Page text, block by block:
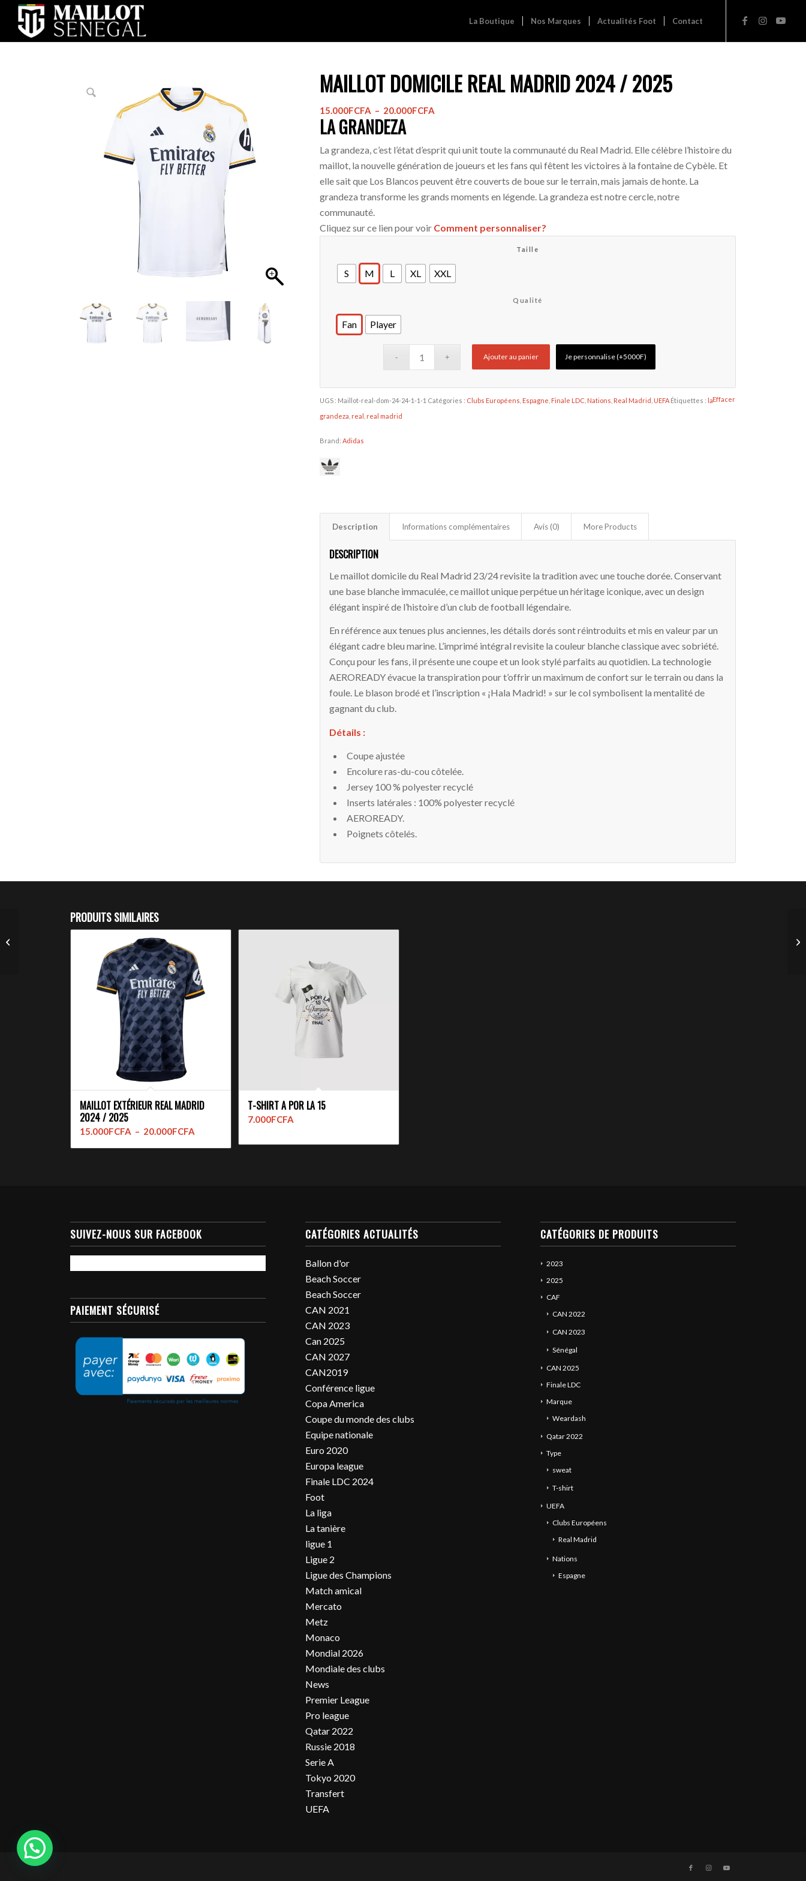
La Boutique Nos Marques Actualités Foot Contact
MAILLOT DOMICILE REAL MADRID 2024 / 2025
15.000FCFA – 20.000FCFA
15.000FCFA
à
20.000FCFA
LA GRANDEZA
La grandeza, c’est l’état d’esprit qui unit toute la communauté du Real Madrid. Elle célèbre l’histoire du
maillot, la nouvelle génération de joueurs et les fans qui fêtent les victoires à la fontaine de Cybèle. Et
elle sait que Los Blancos peuvent être couverts de boue sur le terrain, mais jamais de honte. La
grandeza transforme les grands moments en légende. La grandeza est notre cercle, notre
communauté.
Cliquez sur ce lien pour voir Comment personnaliser?
Taille
S M L XL XXL
Qualité
Fan Player
Effacer
Ajouter au panier Je personnalise (+5000F)
UGS : Maillot-real-dom-24-24-1-1-1 Catégories : Clubs Européens Espagne Finale LDC Nations Real Madrid UEFA Étiquettes : la
grandeza real real madrid
Brand:Adidas
Description Informations complémentaires Avis (0) More Products
DESCRIPTION
Le maillot domicile du Real Madrid 23/24 revisite la tradition avec une touche dorée. Conservant
une base blanche immaculée, ce maillot unique perpétue un héritage iconique, avec un design
élégant inspiré de l’histoire d’un club de football légendaire.
En référence aux tenues plus anciennes, les détails dorés sont réintroduits et mis en valeur par un
élégant cadre bleu marine. L’imprimé intégral revisite la couleur blanche classique avec sobriété.
Conçu pour les fans, il présente une coupe et un look stylé parfaits au quotidien. La technologie
AEROREADY évacue la transpiration pour t’offrir un maximum de confort sur le terrain ou dans la
foule. Le blason brodé et l’inscription « ¡Hala Madrid! » sur le col symbolisent la mentalité de
gagnant du club.
Détails :
Coupe ajustée
Encolure ras-du-cou côtelée.
Jersey 100 % polyester recyclé
Inserts latérales : 100% polyester recyclé
AEROREADY.
Poignets côtelés.
PRODUITS SIMILAIRES
MAILLOT EXTÉRIEUR REAL MADRID
2024 / 2025
15.000FCFA – 20.000FCFA
T-SHIRT A POR LA 15
7.000FCFA
SUIVEZ-NOUS SUR FACEBOOK
PAIEMENT SÉCURISÉ
CATÉGORIES ACTUALITÉS
Ballon d'or
Beach Soccer
Beach Soccer
CAN 2021
CAN 2023
Can 2025
CAN 2027
CAN2019
Conférence ligue
Copa America
Coupe du monde des clubs
Equipe nationale
Euro 2020
Europa league
Finale LDC 2024
Foot
La liga
La tanière
ligue 1
Ligue 2
Ligue des Champions
Match amical
Mercato
Metz
Monaco
Mondial 2026
Mondiale des clubs
News
Premier League
Pro league
Qatar 2022
Russie 2018
Serie A
Tokyo 2020
Transfert
UEFA
CATÉGORIES DE PRODUITS
2023
2025
CAF
CAN 2022
CAN 2023
Sénégal
CAN 2025
Finale LDC
Marque
Weardash
Qatar 2022
Type
sweat
T-shirt
UEFA
Clubs Européens
Real Madrid
Nations
Espagne